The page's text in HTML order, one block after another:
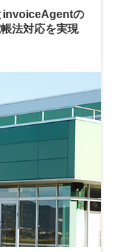
invoiceAgentの
法対応を実現